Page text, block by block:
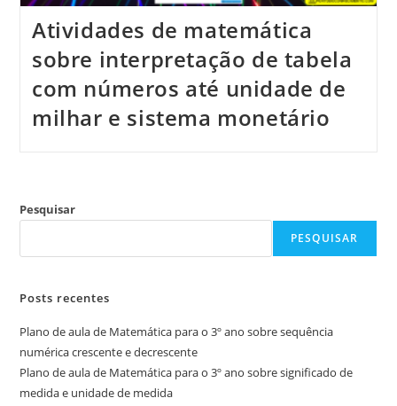
Atividades de matemática
sobre interpretação de tabela
com números até unidade de
milhar e sistema monetário
Pesquisar
PESQUISAR
Posts recentes
Plano de aula de Matemática para o 3º ano sobre sequência
numérica crescente e decrescente
Plano de aula de Matemática para o 3º ano sobre significado de
medida e unidade de medida